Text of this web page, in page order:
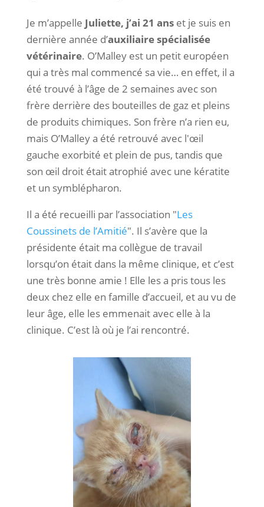
Je m’appelle Juliette, j’ai 21 ans et je suis en
dernière année d’auxiliaire spécialisée
vétérinaire. O’Malley est un petit européen
qui a très mal commencé sa vie… en effet, il a
été trouvé à l’âge de 2 semaines avec son
frère derrière des bouteilles de gaz et pleins
de produits chimiques. Son frère n’a rien eu,
mais O’Malley a été retrouvé avec l'œil
gauche exorbité et plein de pus, tandis que
son œil droit était atrophié avec une kératite
et un symblépharon.
Il a été recueilli par l’association "Les
Coussinets de l’Amitié". Il s’avère que la
présidente était ma collègue de travail
lorsqu’on était dans la même clinique, et c’est
une très bonne amie ! Elle les a pris tous les
deux chez elle en famille d’accueil, et au vu de
leur âge, elle les emmenait avec elle à la
clinique. C’est là où je l’ai rencontré.